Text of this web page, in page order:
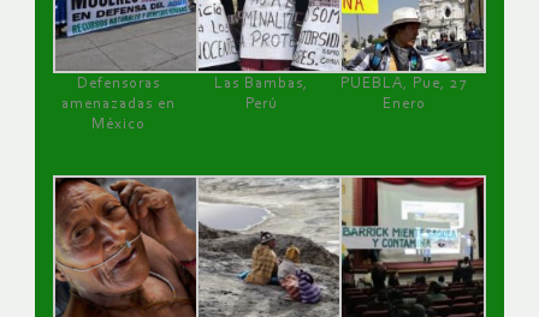
Defensoras
amenazadas en
México
Las Bambas,
Perú
PUEBLA, Pue, 27
Enero